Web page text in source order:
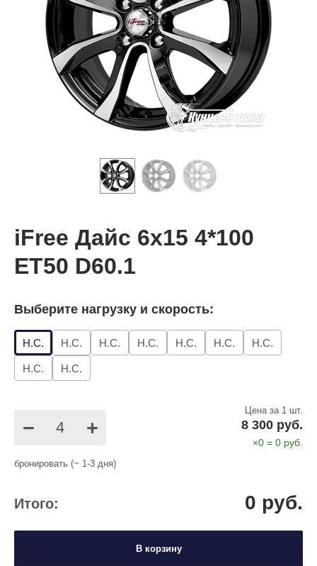
iFree Дайс 6x15 4*100
ET50 D60.1
Выберите нагрузку и скорость:
Н.С. Н.С. Н.С. Н.С. Н.С. Н.С. Н.С.
Н.С. Н.С.
− +
Цена за 1 шт.
8 300 руб.
×0 = 0 руб.
бронировать (~ 1-3 дня)
Итого: 0 руб.
В корзину